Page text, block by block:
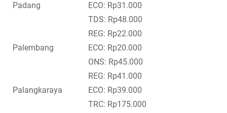
Padang
ECO: Rp31.000
TDS: Rp48.000
Palembang
REG: Rp22.000
ECO: Rp20.000
ONS: Rp45.000
Palangkaraya
REG: Rp41.000
ECO: Rp39.000
TRC: Rp175.000